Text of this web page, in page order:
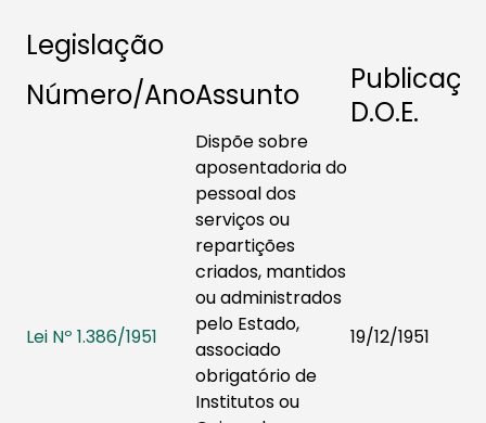
Legislação
Número/AnoAssunto
D.O.E.
Lei Nº 1.386/1951
Dispõe sobre
aposentadoria do
pessoal dos
serviços ou
repartições
criados, mantidos
ou administrados
pelo Estado,
associado
obrigatório de
Institutos ou
19/12/1951